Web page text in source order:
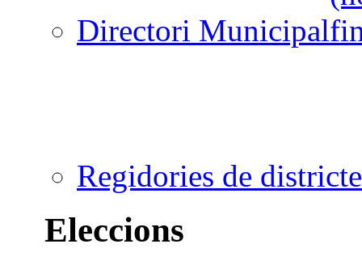
Directori Municipal
Regidories de districte
Eleccions